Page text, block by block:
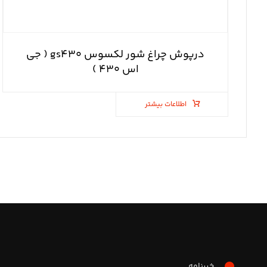
درپوش چراغ شور لکسوس gs۴۳۰ ( جی
اس ۴۳۰ )
اطلاعات بیشتر